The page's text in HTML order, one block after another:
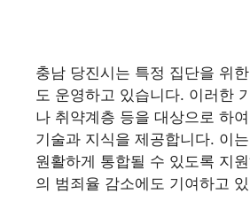
충남 당진시는 특정 집단을 위
도 운영하고 있습니다. 이러한
나 취약계층 등을 대상으로 하
기술과 지식을 제공합니다. 이
원활하게 통합될 수 있도록 지
의 범죄율 감소에도 기여하고